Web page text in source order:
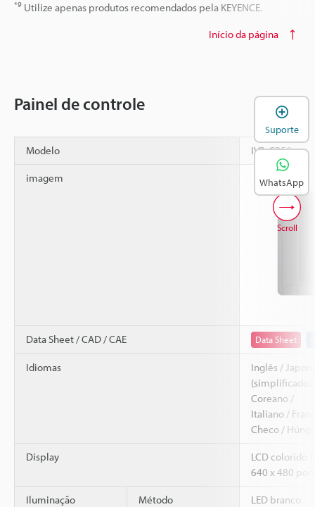
*9 Utilize apenas produtos recomendados pela KEYENCE.
Início da página
Painel de controle
Modelo IV2-CP50
imagem
Data Sheet / CAD / CAE Data Sheet
Idiomas
Inglês /
(simplificado)
Coreano /
Italiano /
Checo /
Display
LCD colorido
640 x 480
Iluminação
Método LED branco
Scroll
Suporte
WhatsApp